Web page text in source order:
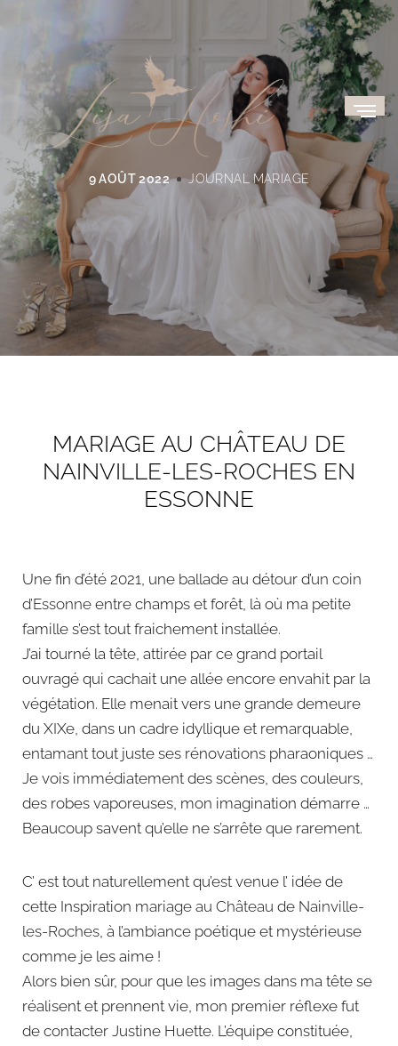
9 AOÛT 2022 JOURNAL MARIAGE
MARIAGE AU CHÂTEAU DE
NAINVILLE-LES-ROCHES EN
ESSONNE
Une fin d’été 2021, une ballade au détour d’un coin
d’Essonne entre champs et forêt, là où ma petite
famille s’est tout fraichement installée.
J’ai tourné la tête, attirée par ce grand portail
ouvragé qui cachait une allée encore envahit par la
végétation. Elle menait vers une grande demeure
du XIXe, dans un cadre idyllique et remarquable,
entamant tout juste ses rénovations pharaoniques …
Je vois immédiatement des scènes, des couleurs,
des robes vaporeuses, mon imagination démarre …
Beaucoup savent qu’elle ne s’arrête que rarement.
C’ est tout naturellement qu’est venue l’ idée de
cette Inspiration mariage au Château de Nainville-
les-Roches, à l’ambiance poétique et mystérieuse
comme je les aime !
Alors bien sûr, pour que les images dans ma tête se
réalisent et prennent vie, mon premier réflexe fut
de contacter Justine Huette. L’équipe constituée,